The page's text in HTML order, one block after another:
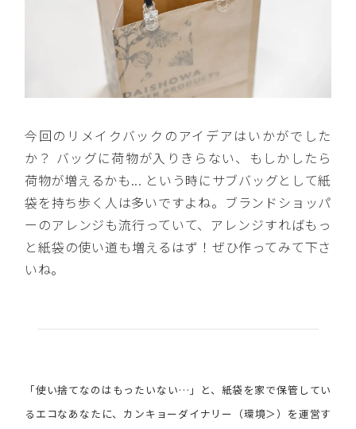
今回のリメイクバックのアイデアはいかがでした
か？ バッグに荷物が入りきらない、もしかしたら
荷物が増えるかも... という時にサブバッグとして紙
袋を持ち歩く人は多いですよね。ブランドショッパ
ーのアレンジも流行っていて、アレンジすればもっ
と紙袋の使い道も増えるはず！ぜひ作ってみて下さ
いね。
「使い捨てなのはもったいない…」と、紙袋を家で保管してい
るエコなあなたに、カンキョーダイナリー（環境＞）を運営す